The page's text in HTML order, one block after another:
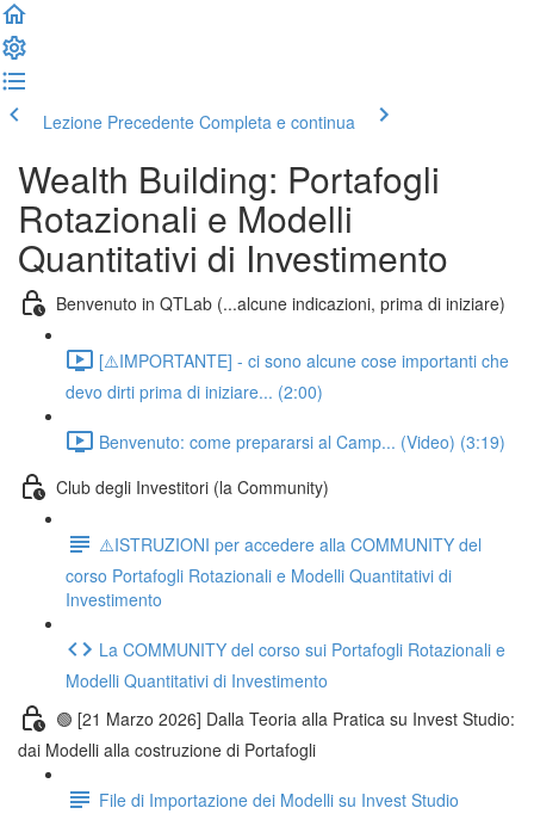
Lezione Precedente Completa e continua
Wealth Building: Portafogli
Rotazionali e Modelli
Quantitativi di Investimento
Benvenuto in QTLab (...alcune indicazioni, prima di iniziare)
[⚠️IMPORTANTE] - ci sono alcune cose importanti che
devo dirti prima di iniziare... (2:00)
Benvenuto: come prepararsi al Camp... (Video) (3:19)
Club degli Investitori (la Community)
⚠️ISTRUZIONI per accedere alla COMMUNITY del
corso Portafogli Rotazionali e Modelli Quantitativi di
Investimento
La COMMUNITY del corso sui Portafogli Rotazionali e
Modelli Quantitativi di Investimento
🟢 [21 Marzo 2026] Dalla Teoria alla Pratica su Invest Studio:
dai Modelli alla costruzione di Portafogli
File di Importazione dei Modelli su Invest Studio